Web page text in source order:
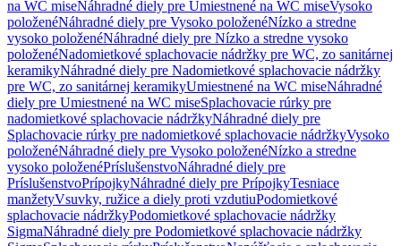
na WC miseNáhradné diely pre Umiestnené na WC miseVysoko
položenéNáhradné diely pre Vysoko položenéNízko a stredne
vysoko položenéNáhradné diely pre Nízko a stredne vysoko
položenéNadomietkové splachovacie nádržky pre WC, zo sanitárnej
keramikyNáhradné diely pre Nadomietkové splachovacie nádržky
pre WC, zo sanitárnej keramikyUmiestnené na WC miseNáhradné
diely pre Umiestnené na WC miseSplachovacie rúrky pre
nadomietkové splachovacie nádržkyNáhradné diely pre
Splachovacie rúrky pre nadomietkové splachovacie nádržkyVysoko
položenéNáhradné diely pre Vysoko položenéNízko a stredne
vysoko položenéPríslušenstvoNáhradné diely pre
PríslušenstvoPrípojkyNáhradné diely pre PrípojkyTesniace
manžetyVsuvky, ružice a diely proti vzdutiuPodomietkové
splachovacie nádržkyPodomietkové splachovacie nádržky
SigmaNáhradné diely pre Podomietkové splachovacie nádržky